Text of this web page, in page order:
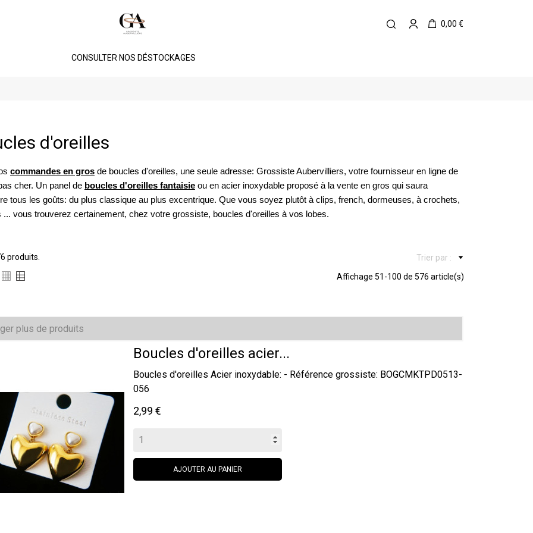
0,00 €
CONSULTER NOS DÉSTOCKAGES
d'oreilles
commandes en gros de boucles d'oreilles, une seule adresse: Grossiste Aubervilliers, votre fournisseur en ligne de
cher. Un panel de boucles d'oreilles fantaisie ou en acier inoxydable proposé à la vente en gros qui saura
tous les goûts: du plus classique au plus excentrique. Que vous soyez plutôt à clips, french, dormeuses, à crochets,
... vous trouverez certainement, chez votre grossiste, boucles d'oreilles à vos lobes.
produits.
Trier par :
Affichage 51-100 de 576 article(s)
plus de produits
Boucles d'oreilles acier...
Boucles d'oreilles Acier inoxydable: - Référence grossiste: BOGCMKTPD0513-
056
Prix
2,99 €
AJOUTER AU PANIER